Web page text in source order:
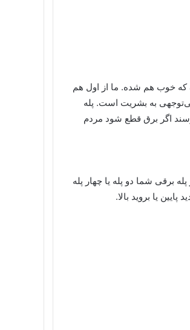
که خوب هم شده. ما از اول هم
به بشریت است. پله
اگر برق قطع شود مردم
برقی شما دو پله یا چهار پله
یا بروید بالا.